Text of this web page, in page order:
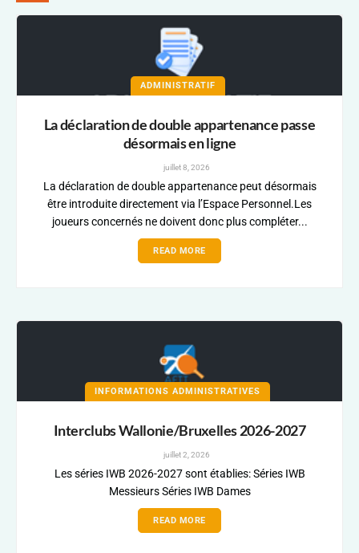
ADMINISTRATIF
La déclaration de double appartenance passe
désormais en ligne
juillet 8, 2026
La déclaration de double appartenance peut désormais
être introduite directement via l’Espace Personnel.Les
joueurs concernés ne doivent donc plus compléter...
READ MORE
INFORMATIONS ADMINISTRATIVES
Interclubs Wallonie/Bruxelles 2026-2027
juillet 2, 2026
Les séries IWB 2026-2027 sont établies: Séries IWB
Messieurs Séries IWB Dames
READ MORE